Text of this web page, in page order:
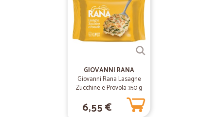
GIOVANNI RANA
Giovanni Rana Lasagne
Zucchine e Provola 350 g
6,55 €